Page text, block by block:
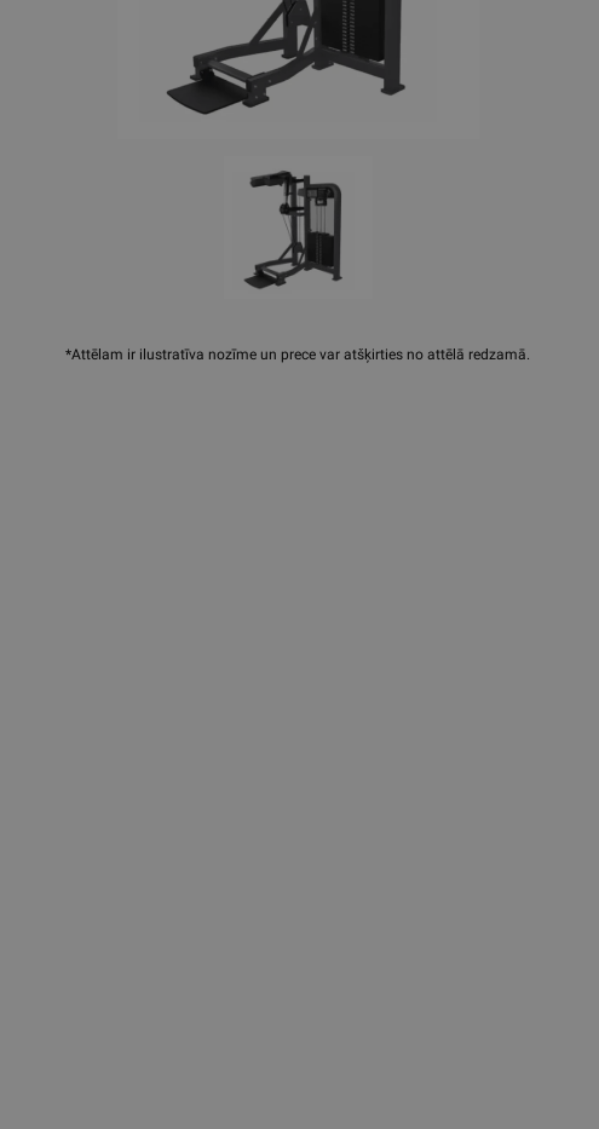
*Attēlam ir ilustratīva nozīme un prece var atšķirties no attēlā redzamā.